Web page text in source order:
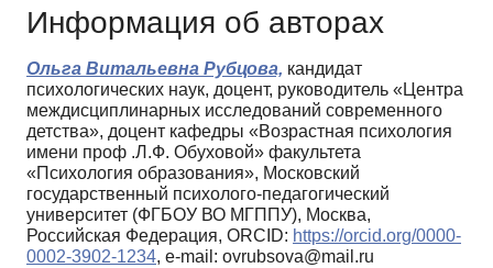
Информация об авторах
Ольга Витальевна Рубцова, кандидат
психологических наук, доцент, руководитель «Центра
междисциплинарных исследований современного
детства», доцент кафедры «Возрастная психология
имени проф .Л.Ф. Обуховой» факультета
«Психология образования», Московский
государственный психолого-педагогический
университет (ФГБОУ ВО МГППУ), Москва,
Российская Федерация, ORCID: https://orcid.org/0000-
0002-3902-1234, e-mail: ovrubsova@mail.ru